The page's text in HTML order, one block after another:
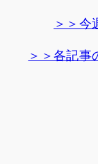
＞＞今
＞＞各記